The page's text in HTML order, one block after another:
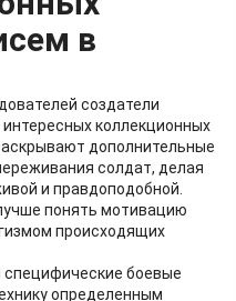
в
создатели
коллекционных
дополнительные
солдат, делая
и правдоподобной.
понять мотивацию
происходящих
боевые
определенным